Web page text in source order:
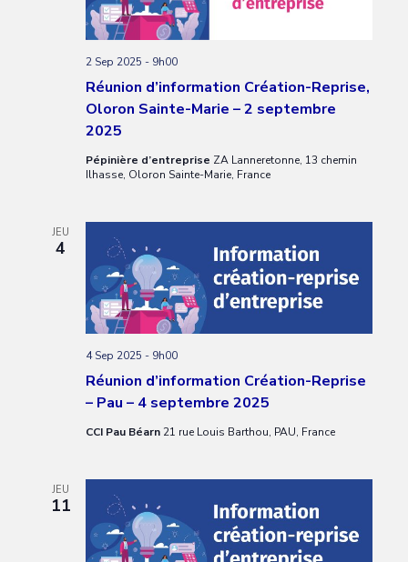
Réunion d’information Création-Reprise,
Oloron Sainte-Marie – 2 septembre
2025
2 Sep 2025 - 9h00
Pépinière d’entreprise ZA Lanneretonne, 13 chemin
Ilhasse, Oloron Sainte-Marie, France
JEU
4
Réunion d’information Création-Reprise
– Pau – 4 septembre 2025
4 Sep 2025 - 9h00
CCI Pau Béarn 21 rue Louis Barthou, PAU, France
JEU
11